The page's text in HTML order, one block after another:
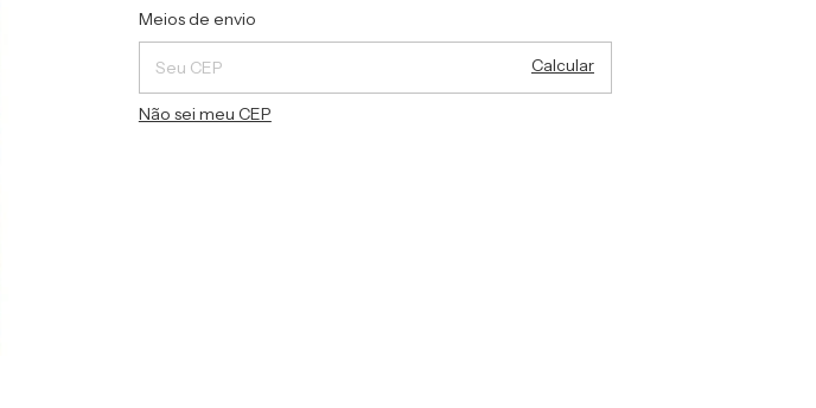
Entregas para o CEP:
Meios de envio
Calcular
Não sei meu CEP